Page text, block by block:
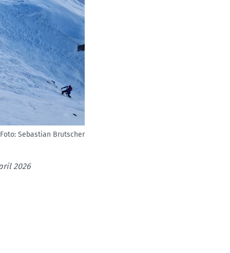
Foto: Sebastian Brutscher
2026